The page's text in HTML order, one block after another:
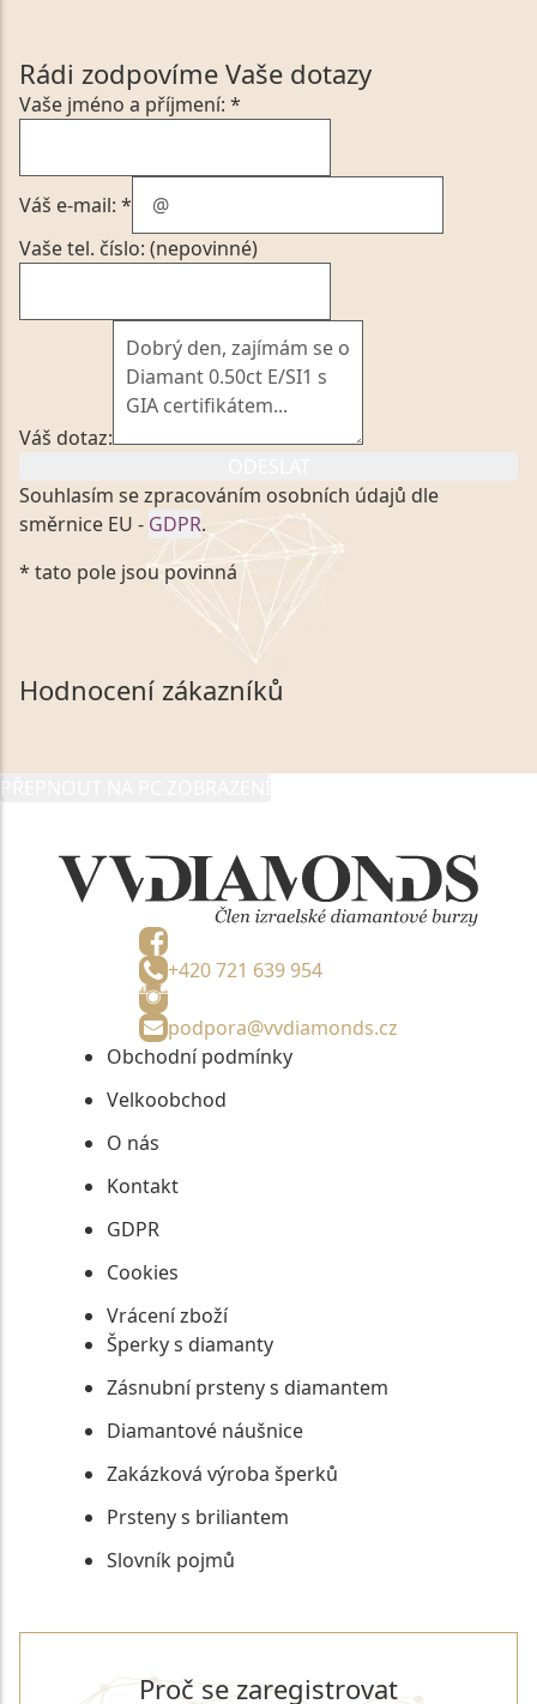
Rádi zodpovíme Vaše dotazy
Vaše jméno a příjmení: *
Váš e-mail: *
Vaše tel. číslo: (nepovinné)
Váš dotaz:
Souhlasím se zpracováním osobních údajů dle
směrnice EU - GDPR.
Kliknutím na výše uvedený odkaz, v souladu se
zákonem č. 101/2000 Sb. v platném znění výslovně
souhlasím se zpracováním a uchováním veškerých
mých osobních údajů, které poskytuji prostřednictvím
společnosti VVDiamonds s.r.o., IČO: 05892481. Tyto
údaje poskytuji společnosti VVDiamonds s.r.o., IČO:
* tato pole jsou povinná
Hodnocení zákazníků
+420 721 639 954
podpora@vvdiamonds.cz
Obchodní podmínky
Velkoobchod
O nás
Kontakt
GDPR
Cookies
Vrácení zboží
Šperky s diamanty
Zásnubní prsteny s diamantem
Diamantové náušnice
Zakázková výroba šperků
Prsteny s briliantem
Slovník pojmů
Proč se zaregistrovat